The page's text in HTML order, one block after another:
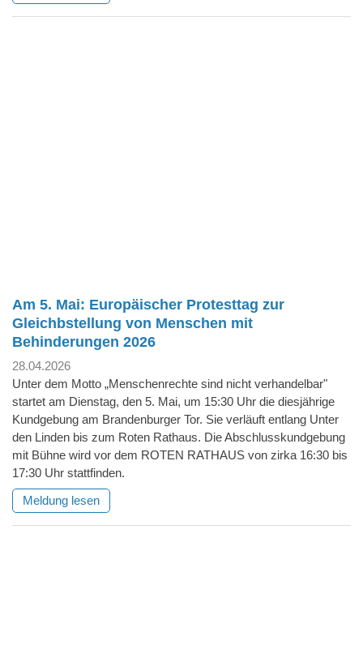
Am 5. Mai: Europäischer Protesttag zur
Gleichbstellung von Menschen mit
Behinderungen 2026
28.04.2026
Unter dem Motto „Menschenrechte sind nicht verhandelbar"
startet am Dienstag, den 5. Mai, um 15:30 Uhr die diesjährige
Kundgebung am Brandenburger Tor. Sie verläuft entlang Unter
den Linden bis zum Roten Rathaus. Die Abschlusskundgebung
mit Bühne wird vor dem ROTEN RATHAUS von zirka 16:30 bis
17:30 Uhr stattfinden.
Meldung lesen